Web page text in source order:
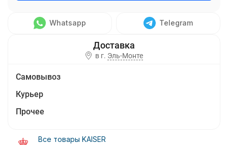
Whatsapp Telegram
в г. Эль-Монте
Самовывоз
Курьер
Прочее
Все товары KAISER